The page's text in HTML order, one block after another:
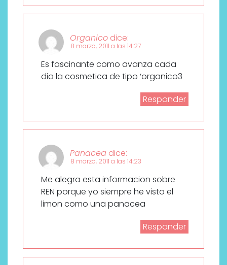
Organico dice:
8 marzo, 2011 a las 14:27
Es fascinante como avanza cada
dia la cosmetica de tipo ‘organico3
Responder
Panacea dice:
8 marzo, 2011 a las 14:23
Me alegra esta informacion sobre
REN porque yo siempre he visto el
limon como una panacea
Responder